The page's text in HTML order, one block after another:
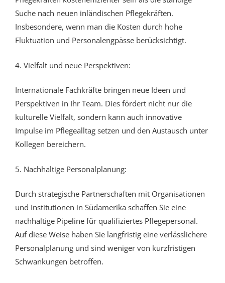
Suche nach neuen inländischen Pflegekräften.
Insbesondere, wenn man die Kosten durch hohe
Fluktuation und Personalengpässe berücksichtigt.
4. Vielfalt und neue Perspektiven:
Internationale Fachkräfte bringen neue Ideen und
Perspektiven in Ihr Team. Dies fördert nicht nur die
kulturelle Vielfalt, sondern kann auch innovative
Impulse im Pflegealltag setzen und den Austausch unter
Kollegen bereichern.
5. Nachhaltige Personalplanung:
Durch strategische Partnerschaften mit Organisationen
und Institutionen in Südamerika schaffen Sie eine
nachhaltige Pipeline für qualifiziertes Pflegepersonal.
Auf diese Weise haben Sie langfristig eine verlässlichere
Personalplanung und sind weniger von kurzfristigen
Schwankungen betroffen.